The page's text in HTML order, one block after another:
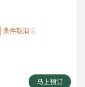
条件取消
马上预订